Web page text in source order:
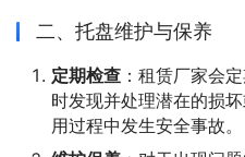
二、托盘维护与保养
定期检查 ：租赁厂家会
时发现并处理潜在的损
用过程中发生安全事故。